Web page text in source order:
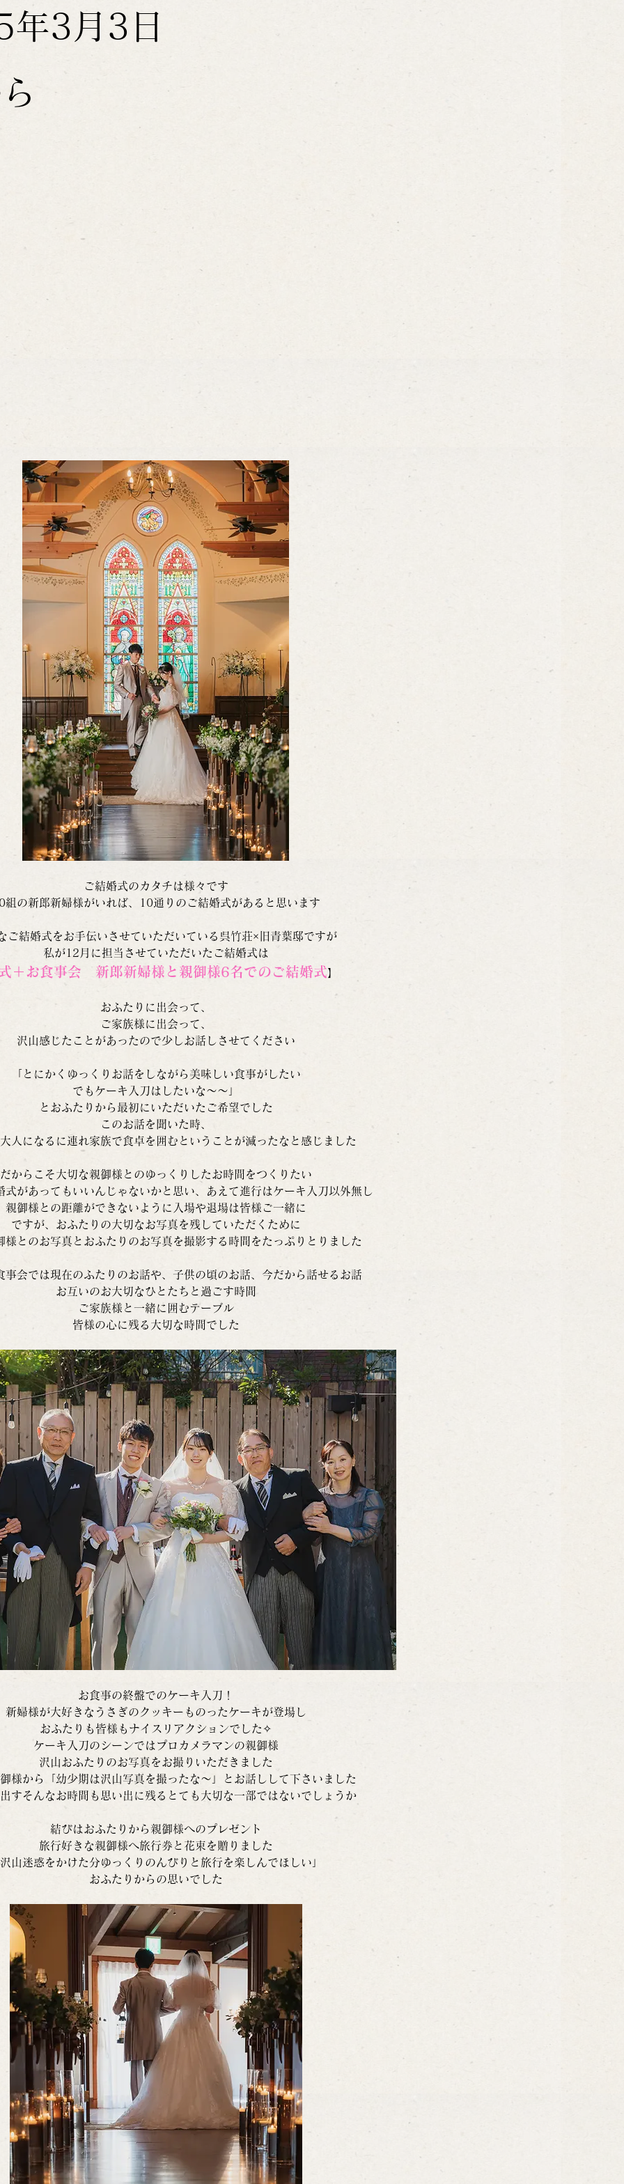
3月3日
ご結婚式のカタチは様々です
組の新郎新婦様がいれば、10通りのご結婚式があると思います
ご結婚式をお手伝いさせていただいている呉竹荘×旧青葉邸ですが
私が12月に担当させていただいたご結婚式は
＋お食事会　新郎新婦様と親御様6名でのご結婚式】
おふたりに出会って、
ご家族様に出会って、
沢山感じたことがあったので少しお話しさせてください
「とにかくゆっくりお話をしながら美味しい食事がしたい
でもケーキ入刀はしたいな〜〜」
とおふたりから最初にいただいたご希望でした
このお話を聞いた時、
人になるに連れ家族で食卓を囲むということが減ったなと感じました
だからこそ大切な親御様とのゆっくりしたお時間をつくりたい
式があってもいいんじゃないかと思い、あえて進行はケーキ入刀以外無し
親御様との距離ができないように入場や退場は皆様ご一緒に
ですが、おふたりの大切なお写真を残していただくために
様とのお写真とおふたりのお写真を撮影する時間をたっぷりとりました
事会では現在のふたりのお話や、子供の頃のお話、今だから話せるお話
お互いのお大切なひとたちと過ごす時間
ご家族様と一緒に囲むテーブル
皆様の心に残る大切な時間でした
お食事の終盤でのケーキ入刀！
新婦様が大好きなうさぎのクッキーものったケーキが登場し
おふたりも皆様もナイスリアクションでした✧
ケーキ入刀のシーンではプロカメラマンの親御様
沢山おふたりのお写真をお撮りいただきました
様から「幼少期は沢山写真を撮ったな〜」とお話しして下さいました
すそんなお時間も思い出に残るとても大切な一部ではないでしょうか
結びはおふたりから親御様へのプレゼント
旅行好きな親御様へ旅行券と花束を贈りました
山迷惑をかけた分ゆっくりのんびりと旅行を楽しんでほしい」
おふたりからの思いでした